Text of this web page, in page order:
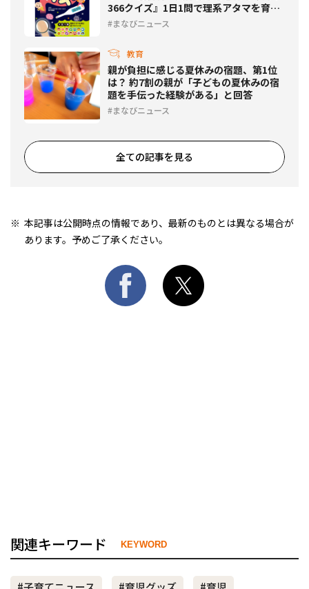
366クイズ』1日1問で理系アタマを育も
うまなびニュース
教育
親が負担に感じる夏休みの宿題、第1位
は？ 約7割の親が「子どもの夏休みの宿
題を手伝った経験がある」と回答
まなびニュース
全ての記事を見る
本記事は公開時点の情報であり、最新のものとは異なる場合が
あります。予めご了承ください。
関連キーワード KEYWORD